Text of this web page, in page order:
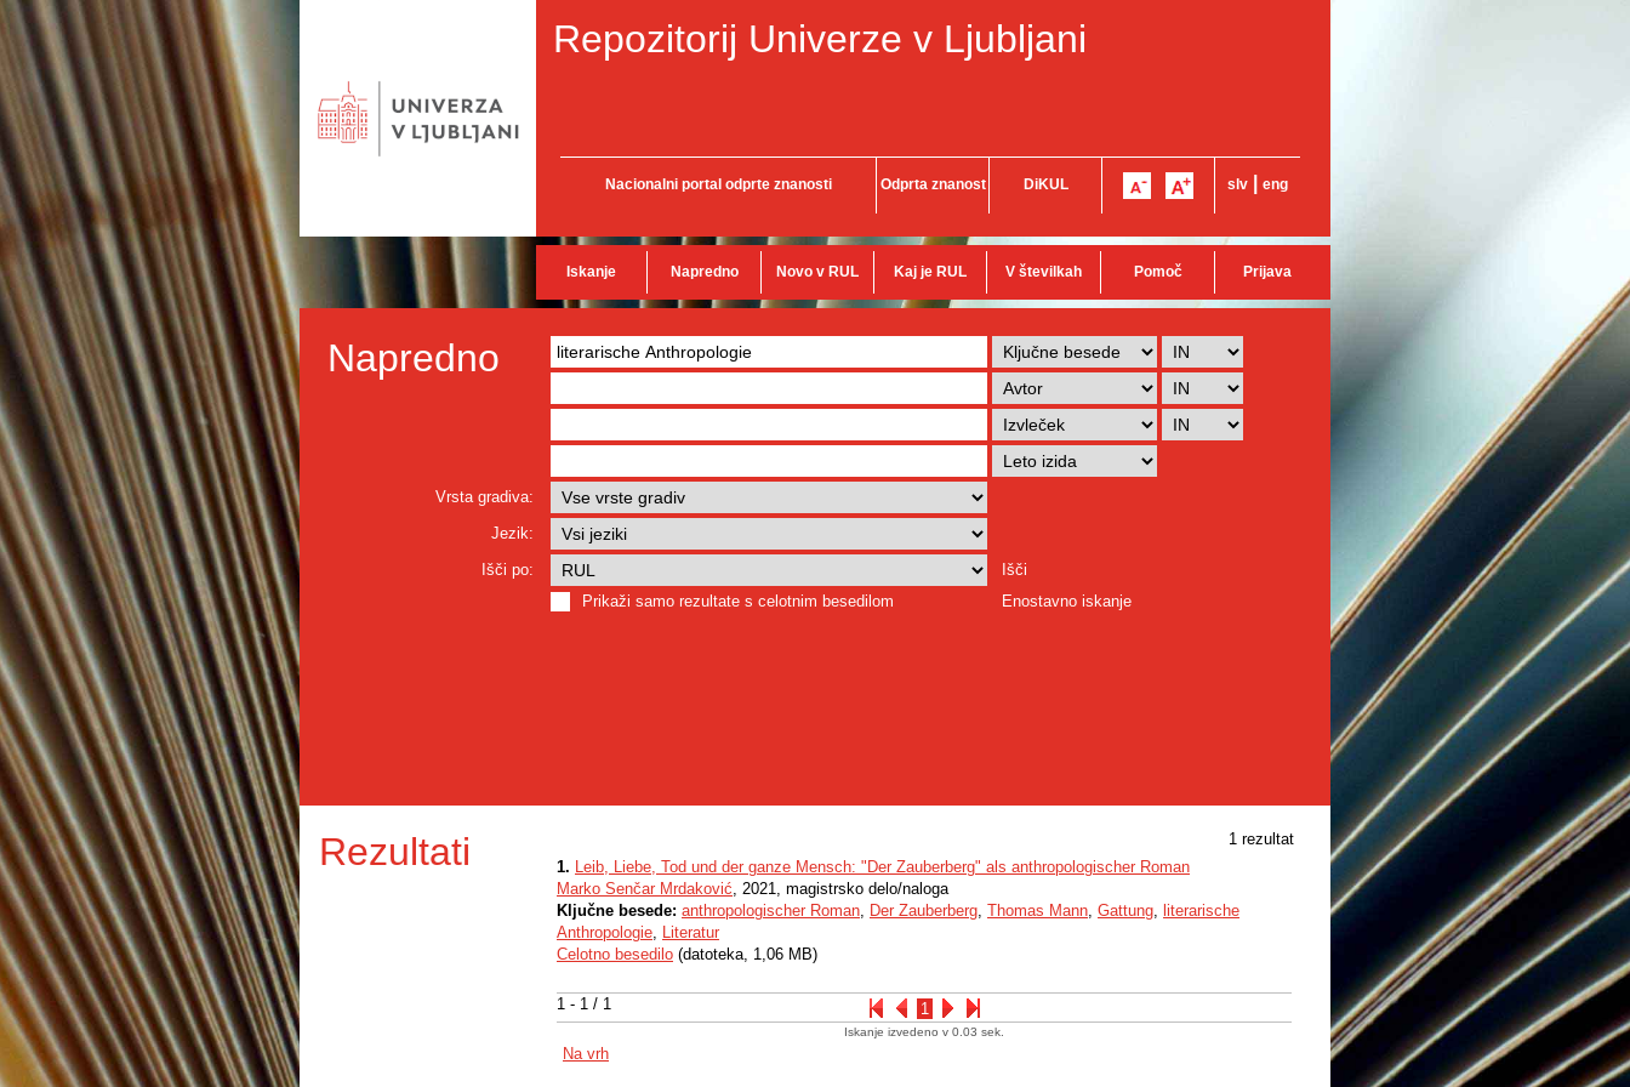
Repozitorij Univerze v Ljubljani
Nacionalni portal odprte znanosti Odprta znanost DiKUL slv eng
Iskanje Napredno Novo v RUL Kaj je RUL V številkah Pomoč Prijava
Napredno
Vrsta gradiva:
Jezik:
Išči po:
Išči
Prikaži samo rezultate s celotnim besedilom
Enostavno iskanje
Rezultati 1 rezultat
1 - 1 / 1 1
1. Leib, Liebe, Tod und der ganze Mensch: "Der Zauberberg" als anthropologischer Roman
Marko Senčar Mrdaković, 2021, magistrsko delo/naloga
Ključne besede: anthropologischer Roman, Der Zauberberg, Thomas Mann, Gattung, literarische
Anthropologie, Literatur
Celotno besedilo (datoteka, 1,06 MB)
Iskanje izvedeno v 0.03 sek.
Na vrh